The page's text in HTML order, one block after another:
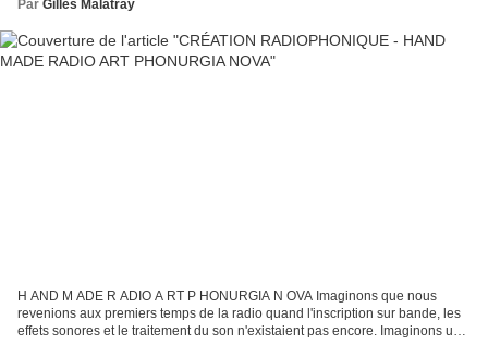
Par Gilles Malatray
H AND M ADE R ADIO A RT P HONURGIA N OVA Imaginons que nous
revenions aux premiers temps de la radio quand l'inscription sur bande, les
effets sonores et le traitement du son n'existaient pas encore. Imaginons un